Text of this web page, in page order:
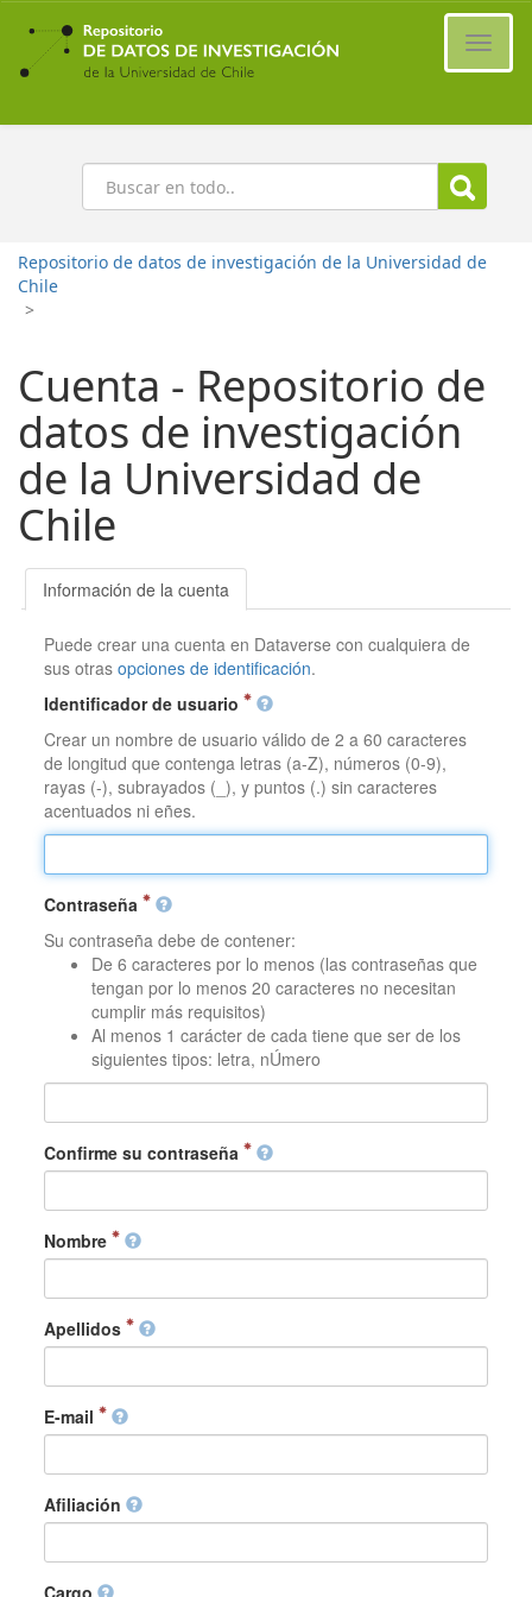
Ir
contenido
principal
Buscar
Repositorio de datos de investigación de la Universidad de
Chile
>
Cuenta - Repositorio de
datos de investigación
de la Universidad de
Chile
Información de la cuenta
Puede crear una cuenta en Dataverse con cualquiera de
sus otrasopciones de identificación.
Identificador de usuario
Crear un nombre de usuario válido de 2 a 60 caracteres
de longitud que contenga letras (a-Z), números (0-9),
rayas (-), subrayados (_), y puntos (.) sin caracteres
acentuados ni eñes.
Contraseña
Su contraseña debe de contener:
De 6 caracteres por lo menos (las contraseñas que
tengan por lo menos 20 caracteres no necesitan
cumplir más requisitos)
Al menos 1 carácter de cada tiene que ser de los
siguientes tipos: letra, nÚmero
Confirme su contraseña
Nombre
Apellidos
E-mail
Afiliación
Cargo